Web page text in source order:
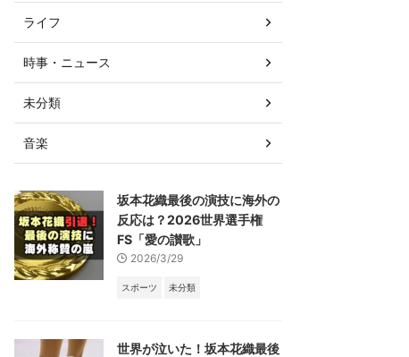
ライフ
時事・ニュース
未分類
音楽
坂本花織最後の演技に海外の
反応は？2026世界選手権
FS「愛の讃歌」
2026/3/29
スポーツ 未分類
世界が泣いた！坂本花織最後